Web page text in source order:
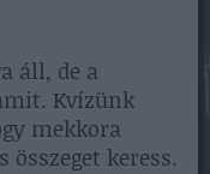
áll, de a
Kvízünk
mekkora
keress.